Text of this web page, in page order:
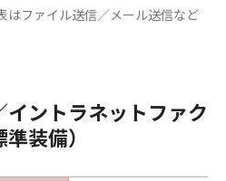
はファイル送信／メール送信など
ントラネットファク
装備）